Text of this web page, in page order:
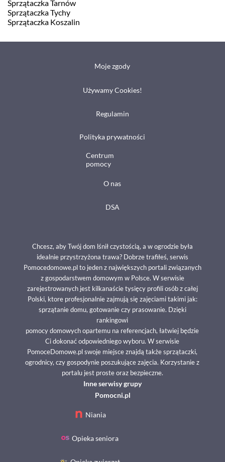
Sprzątaczka Tarnów
Sprzątaczka Tychy
Sprzątaczka Koszalin
Moje zgody
Używamy Cookies!
Regulamin
Polityka prywatności
Centrum
pomocy
O nas
DSA
Chcesz, aby Twój dom lśnił czystością, a w ogrodzie była
idealnie przystrzyżona trawa? Dobrze trafiłeś, serwis
Pomocedomowe.pl to jeden z największych portali związanych
z gospodarstwem domowym w Polsce. W serwisie
zarejestrowanych jest kilkanaście tysięcy profili osób z całej
Polski, ktore profesjonalnie zajmują się zajęciami takimi jak:
sprzątanie domu, gotowanie czy prasowanie. Dzięki
rankingowi
pomocy domowych opartemu na referencjach, łatwiej będzie
Ci dokonać odpowiedniego wyboru. W serwisie
PomoceDomowe.pl swoje miejsce znajdą także sprzątaczki,
ogrodnicy, czy gospodynie poszukujące zajęcia. Korzystanie z
portalu jest proste oraz bezpieczne.
Niania
Opieka seniora
Inne serwisy grupy
Pomocni.pl